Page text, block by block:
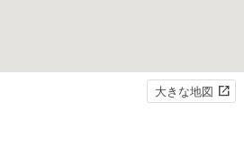
大きな地図